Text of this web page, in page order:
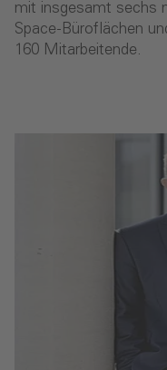
mit insgesamt sechs
Space-Büroflächen
160 Mitarbeitende.